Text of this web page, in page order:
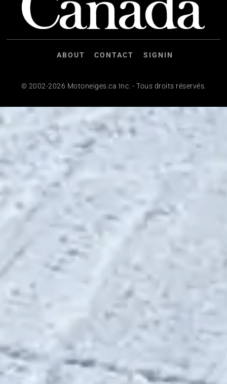
ABOUT CONTACT SIGNIN
© 2002-2026 Motoneiges.ca Inc. - Tous droits réservés.